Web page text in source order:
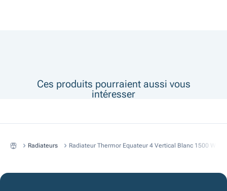
Ces produits pourraient aussi vous
intéresser
Radiateurs Radiateur Thermor Equateur 4 Vertical Blanc 1500 W A